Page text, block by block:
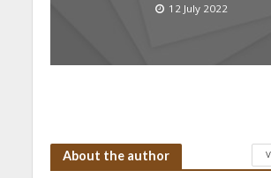
12 July 2022
About the author